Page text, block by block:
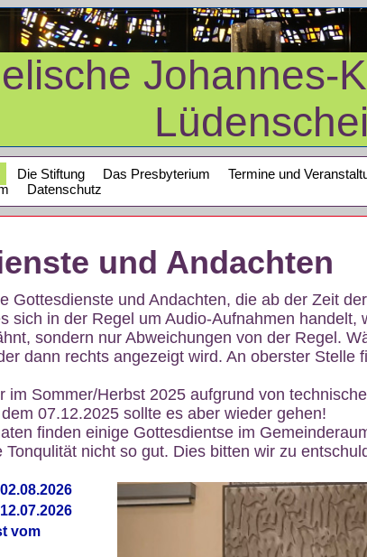
Johannes-
Die Stiftung Das Presbyterium Termine und
Datenschutz
und Andachten
Gottesdienste und Andachten, die ab der Zeit
sich in der Regel um Audio-Aufnahmen
sondern nur Abweichungen von der Regel.
dann rechts angezeigt wird. An oberster Stelle
im Sommer/Herbst 2025 aufgrund von
07.12.2025 sollte es aber wieder gehen!
finden einige Gottesdientse im
Tonqulität nicht so gut. Dies bitten wir zu
vom